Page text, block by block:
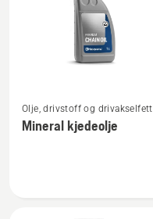
flere
detaljer
Olje, drivstoff og drivakselfett
Mineral kjedeolje